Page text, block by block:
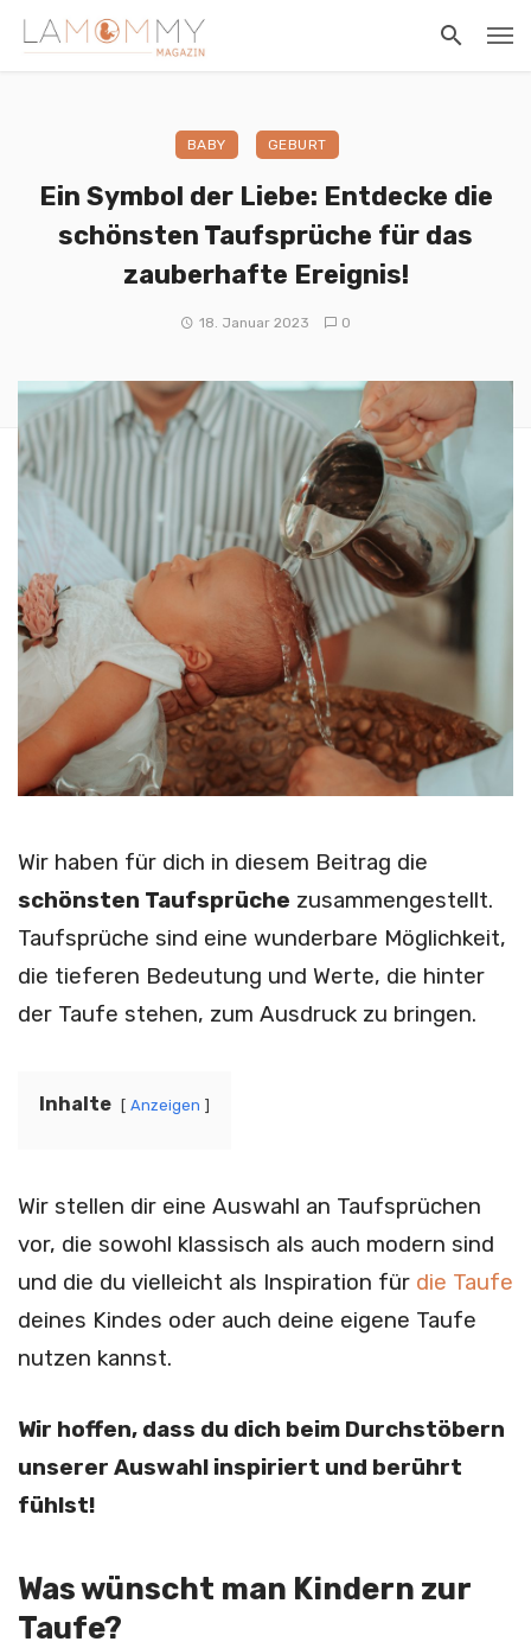
BABY GEBURT
Ein Symbol der Liebe: Entdecke die
schönsten Taufsprüche für das
zauberhafte Ereignis!
18. Januar 2023 0
Wir haben für dich in diesem Beitrag die
schönsten Taufsprüche zusammengestellt.
Taufsprüche sind eine wunderbare Möglichkeit,
die tieferen Bedeutung und Werte, die hinter
der Taufe stehen, zum Ausdruck zu bringen.
Inhalte Anzeigen
Wir stellen dir eine Auswahl an Taufsprüchen
vor, die sowohl klassisch als auch modern sind
und die du vielleicht als Inspiration für die Taufe
deines Kindes oder auch deine eigene Taufe
nutzen kannst.
Wir hoffen, dass du dich beim Durchstöbern
unserer Auswahl inspiriert und berührt
fühlst!
Was wünscht man Kindern zur
Taufe?